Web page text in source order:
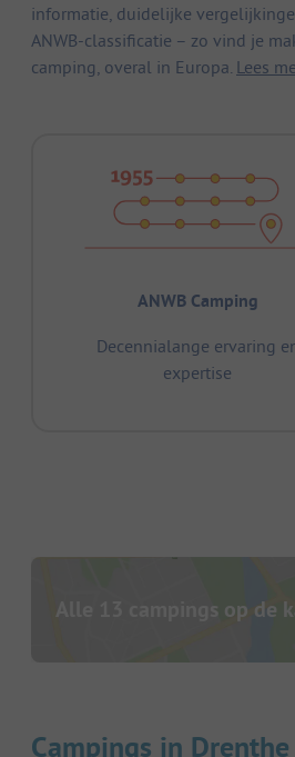
informatie, duidelijke
ANWB-classificatie – zo vind je
camping, overal in Europa. Lees
ANWB Camping
Decennialange ervaring
expertise
Alle 13 campings op de
Campings in